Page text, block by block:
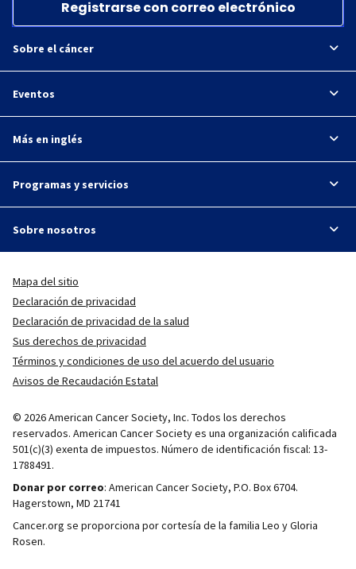
Registrarse con correo electrónico
Sobre el cáncer
Eventos
Más en inglés
Programas y servicios
Sobre nosotros
Mapa del sitio
Declaración de privacidad
Declaración de privacidad de la salud
Sus derechos de privacidad
Términos y condiciones de uso del acuerdo del usuario
Avisos de Recaudación Estatal
© 2026 American Cancer Society, Inc. Todos los derechos
reservados. American Cancer Society es una organización calificada
501(c)(3) exenta de impuestos. Número de identificación fiscal: 13-
1788491.
Donar por correo: American Cancer Society, P.O. Box 6704.
Hagerstown, MD 21741
Cancer.org se proporciona por cortesía de la familia Leo y Gloria
Rosen.